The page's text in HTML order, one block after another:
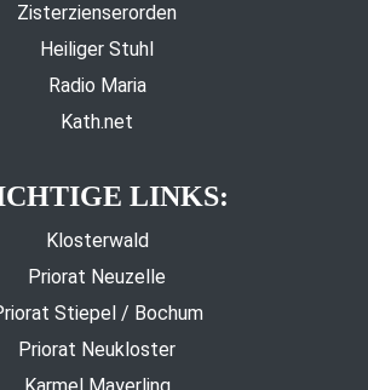
Zisterzienserorden
Heiliger Stuhl
Radio Maria
Kath.net
LINKS:
Klosterwald
Priorat Neuzelle
Stiepel / Bochum
Priorat Neukloster